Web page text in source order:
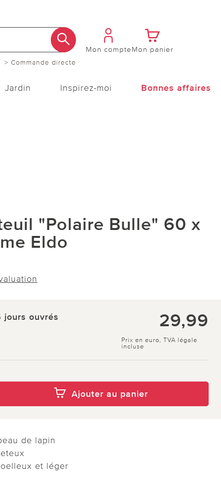
> Commande directe
Mon compteMon panier
Jardin Inspirez-moi Bonnes affaires
"Polaire Bulle" 60 x
Eldo
jours ouvrés 29,99
Prix en euro, TVA légale
incluse
Ajouter au panier
de lapin
et léger